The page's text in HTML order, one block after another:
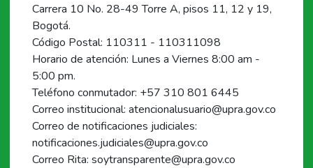
Carrera 10 No. 28-49 Torre A, pisos 11, 12 y 19,
Bogotá.
Código Postal: 110311 - 110311098
Horario de atención: Lunes a Viernes 8:00 am -
5:00 pm.
Teléfono conmutador: +57 310 801 6445
Correo institucional: atencionalusuario@upra.gov.co
Correo de notificaciones judiciales:
notificaciones.judiciales@upra.gov.co
Correo Rita: soytransparente@upra.gov.co